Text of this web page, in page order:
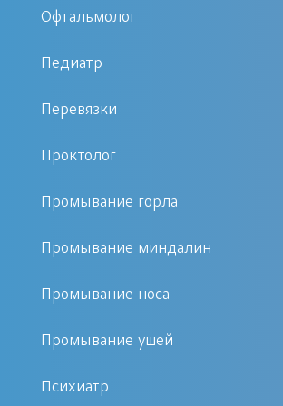
соответствии со
терапия;
педиатрия;
неврология;
отоларингология;
ревматология;
эндокринология и др.
Офтальмолог
Педиатр
Перевязки
Проктолог
Промывание горла
Промывание миндалин
Промывание носа
Промывание ушей
Психиатр